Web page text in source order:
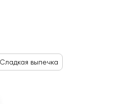
Сладкая выпечка